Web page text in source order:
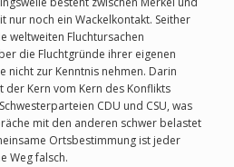
nur noch ein Wackelkontakt. Seither
weltweiten Fluchtursachen
die Fluchtgründe ihrer eigenen
nicht zur Kenntnis nehmen. Darin
der Kern vom Kern des Konflikts
CDU und CSU, was
mit den anderen schwer belastet
Ortsbestimmung ist jeder
Weg falsch.